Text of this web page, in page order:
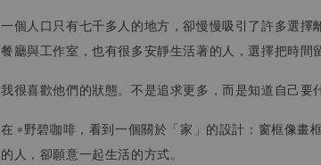
一個人口只有七千多人的地方，卻慢慢吸引了許多選
餐廳與工作室，也有很多安靜生活著的人，選擇把時間
我很喜歡他們的狀態。不是追求更多，而是知道自己要
在 #野碧咖啡，看到一個關於「家」的設計：窗框像畫
的人，卻願意一起生活的方式。